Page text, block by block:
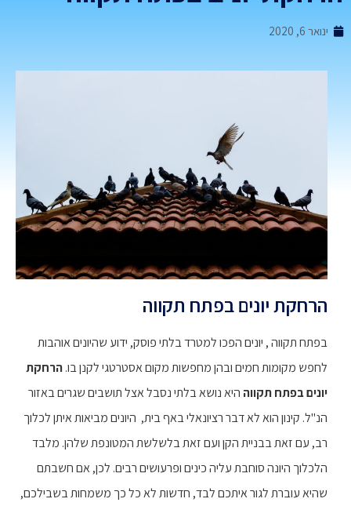
ינואר 6, 2020
הרחקת יונים בפתח תקווה
בפתח תקווה , יונים הפכו למטרד בלתי פוסק, ידוע שהיונים אוהבות
לחפש מקומות חמים ובהן מחפשות מקום אסטרטגי לקנן בו.הרחקת
יונים בפתח תקווההיא נושא בלתי נסבל אצל תושבים שגרים באזור
הנ"ל. קינון הוא לא דבר רציונאלי באף בית, היונים מביאות איתן לכלוך
רב, עם זאת בבניית הקן ועם זאת בלשלשת המטונפת שלהן. מלבד
הלכלוך היונה סוחבת עליה כינים ופרעושים רבים. לכן, אם חשבתם
שהיא עוברת לגור איתכם לבד, חדשות לא כל כך משמחות בשבילכם,